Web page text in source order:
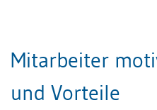
Mitarbeiter
und Vorteile